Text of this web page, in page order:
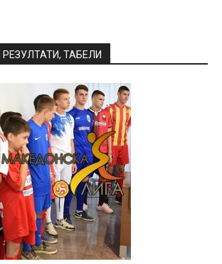
ТАБЕЛИ